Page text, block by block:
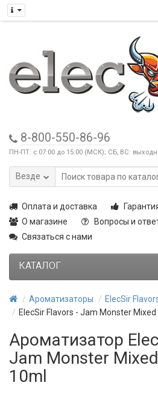
8-800-550-86-96
ПН-ПТ: с 07:00 до 15:00 (МСК); СБ, ВС:
Везде
Оплата и доставка
О магазине
Вопросы и
Связаться с нами
КАТАЛОГ
Ароматизаторы
ElecSir
ElecSir Flavors - Jam Monster Mixed
Ароматизатор
Jam Monster
10ml